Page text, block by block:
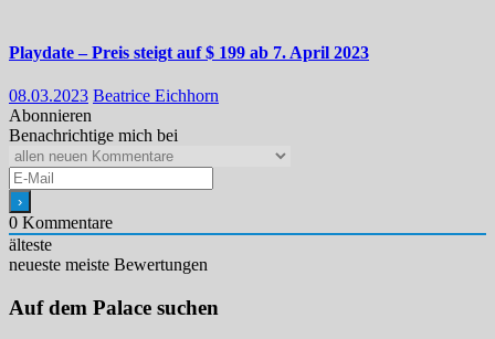
Playdate – Preis steigt auf $ 199 ab 7. April 2023
08.03.2023 Beatrice Eichhorn
Abonnieren
Benachrichtige mich bei
0 Kommentare
älteste
neueste meiste Bewertungen
Auf dem Palace suchen